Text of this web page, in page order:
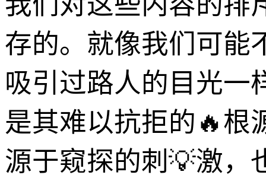
存的。就像我们可能
吸引过路人的目光一
是其难以抗拒的🔥根
源于窥探的刺💡激，